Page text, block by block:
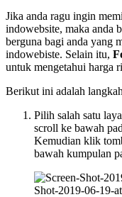
Jika anda ragu ingin
indowebsite, maka anda
berguna bagi anda yang
indowebiste. Selain itu,
untuk mengetahui harga
Berikut ini adalah
Pilih salah satu
scroll ke bawah
Kemudian klik
bawah kumpulan
Shot-2019-06-19-